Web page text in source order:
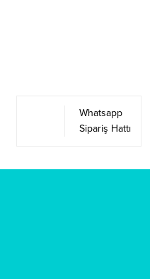
Whatsapp
Sipariş Hattı